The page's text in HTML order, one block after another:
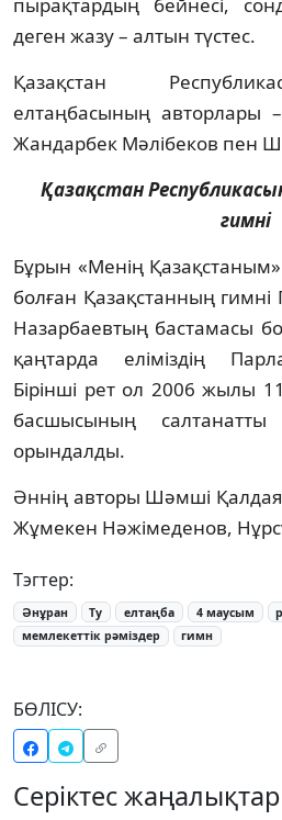
деген жазу – алтын түстес.
Қазақстан
елтаңбасының авторлары –
Жандарбек Мәлібеков пен
Қазақстан
гимні
Бұрын «Менің
болған Қазақстанның гимні
Назарбаевтың бастамасы
қаңтарда еліміздің
Бірінші рет ол 2006 жылы
басшысының салтанатты
орындалды.
Әннің авторы Шәмші
Жұмекен Нәжімеденов,
Тэгтер:
Әнұран Ту елтаңба 4 маусым
мемлекеттік рәміздер
гимн
БӨЛІСУ:
Серіктес